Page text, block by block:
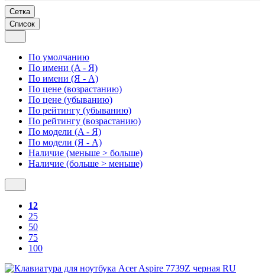
Сетка
Список
По умолчанию
По имени (A - Я)
По имени (Я - A)
По цене (возрастанию)
По цене (убыванию)
По рейтингу (убыванию)
По рейтингу (возрастанию)
По модели (A - Я)
По модели (Я - A)
Наличие (меньше > больше)
Наличие (больше > меньше)
12
25
50
75
100